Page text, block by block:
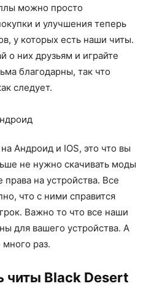
можно просто
и улучшения теперь
у которых есть наши читы.
о них друзьям и играйте
благодарны, так что
следует.
Андроид и IOS, это что вы
не нужно скачивать моды
на устройства. Все
что с ними справится
Важно то что все наши
для вашего устройства. А
раз.
читы Black Desert